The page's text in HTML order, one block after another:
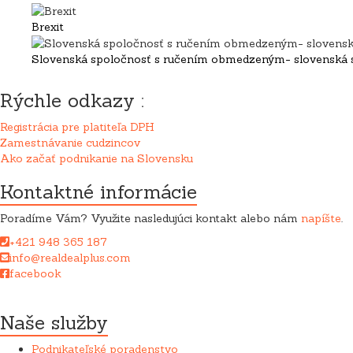
Brexit
Slovenská spoločnosť s ručením obmedzeným- slovenská
Rýchle odkazy :
Registrácia pre platiteľa DPH
Zamestnávanie cudzincov
Ako začať podnikanie na Slovensku
Kontaktné informácie
Poradíme Vám? Využite nasledujúci kontakt alebo nám napíšte.
+421 948 365 187
info@realdealplus.com
facebook
Naše služby
Podnikateľské poradenstvo